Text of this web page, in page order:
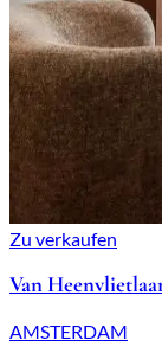
Zu verkaufen
Van
AMSTERDAM